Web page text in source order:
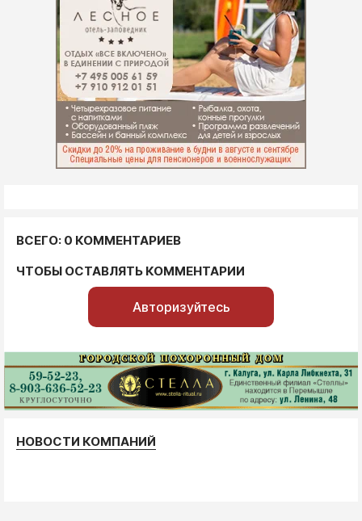
ВСЕГО: 0 КОММЕНТАРИЕВ
ЧТОБЫ ОСТАВЛЯТЬ КОММЕНТАРИИ
Авторизуйтесь
НОВОСТИ КОМПАНИЙ